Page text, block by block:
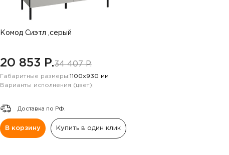
Комод Сиэтл ,серый
20 853 P.34 407 P.
Габаритные размеры:1100х930 мм
Варианты исполнения (цвет):
Доставка по РФ.
В корзину Купить в один клик